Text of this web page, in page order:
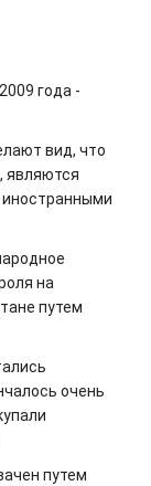
года -
вид, что
являются
на
путем
очень
путем